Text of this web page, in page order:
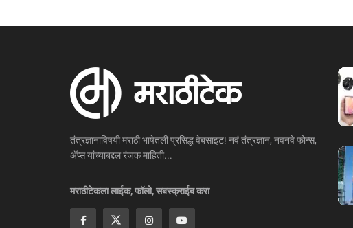
तंत्रज्ञानाविषयी मराठी भाषेतली प्रसिद्ध वेबसाइट! नवं तंत्रज्ञान, नवनवे फोन्स,
ॲप्स यांच्याबद्दल रंजक माहिती...
मराठीटेकला लाईक, फॉलो, सबस्क्राईब करा